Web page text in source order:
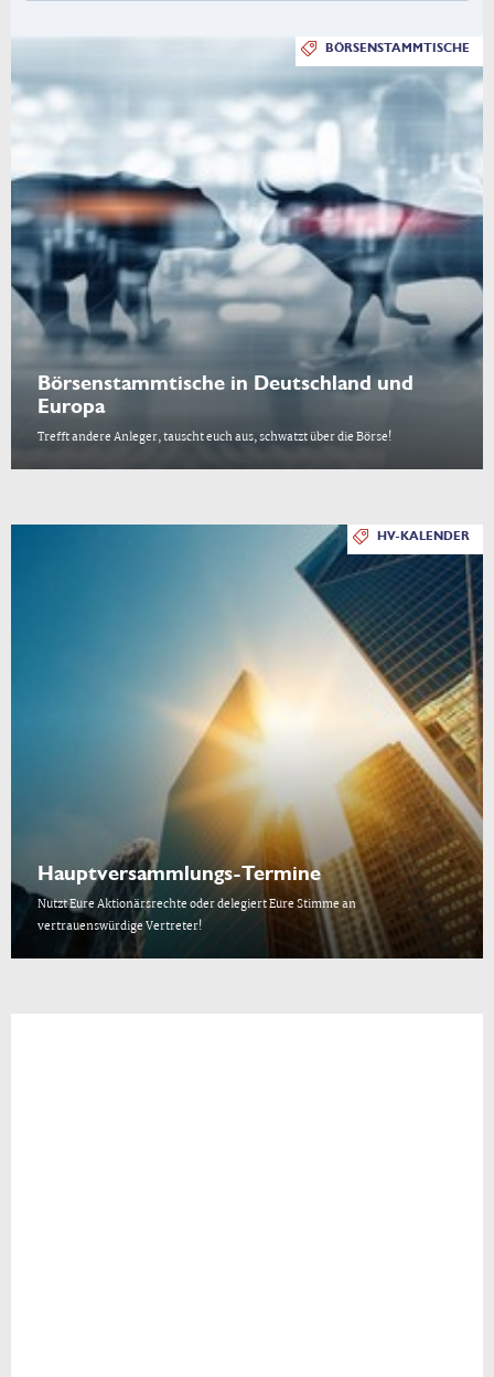
BÖRSENSTAMMTISCHE
Börsenstammtische in Deutschland und
Europa
Trefft andere Anleger, tauscht euch aus, schwatzt über die Börse!
HV-KALENDER
Hauptversammlungs-Termine
Nutzt Eure Aktionärsrechte oder delegiert Eure Stimme an
vertrauenswürdige Vertreter!